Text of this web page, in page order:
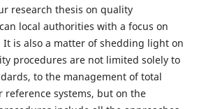
research thesis on quality
local authorities with a focus on
is also a matter of shedding light on
procedures are not limited solely to
to the management of total
systems, but on the